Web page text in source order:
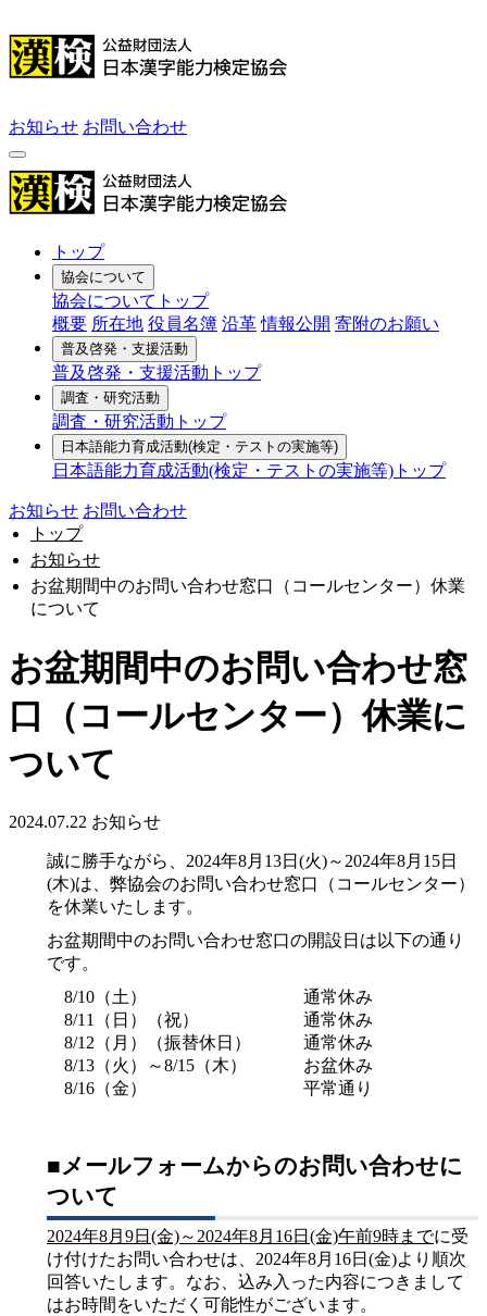
お知らせ お問い合わせ
トップ
協会について
協会についてトップ
概要 所在地 役員名簿 沿革 情報公開 寄附のお願い
普及啓発・支援活動
普及啓発・支援活動トップ
調査・研究活動
調査・研究活動トップ
日本語能力育成活動(検定・テストの実施等)
日本語能力育成活動(検定・テストの実施等)トップ
お知らせ お問い合わせ
トップ
お知らせ
お盆期間中のお問い合わせ窓口（コールセンター）休業
について
お盆期間中のお問い合わせ窓
口（コールセンター）休業に
ついて
2024.07.22 お知らせ
誠に勝手ながら、2024年8月13日(火)～2024年8月15日
(木)は、弊協会のお問い合わせ窓口（コールセンター）
を休業いたします。
お盆期間中のお問い合わせ窓口の開設日は以下の通り
です。
8/10（土）
8/11（日）（祝）
8/12（月）（振替休日）
8/13（火）～8/15（木）
8/16（金）
通常休み
通常休み
通常休み
お盆休み
平常通り
■メールフォームからのお問い合わせに
ついて
2024年8月9日(金)～2024年8月16日(金)午前9時までに受
け付けたお問い合わせは、2024年8月16日(金)より順次
回答いたします。なお、込み入った内容につきまして
はお時間をいただく可能性がございます。